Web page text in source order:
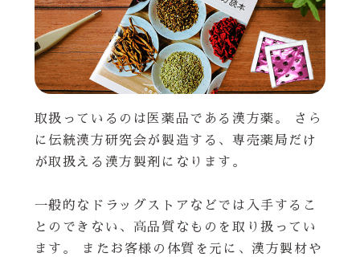
取扱っているのは医薬品である漢方薬。 さら
に伝統漢方研究会が製造する、専売薬局だけ
が取扱える漢方製剤になります。
一般的なドラッグストアなどでは入手するこ
とのできない、高品質なものを取り扱ってい
ます。 またお客様の体質を元に、漢方製材や